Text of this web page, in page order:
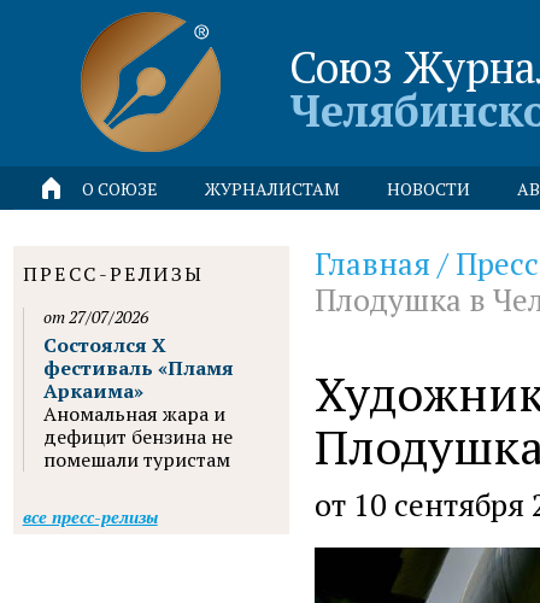
Союз
О СОЮЗЕ ЖУРНАЛИСТАМ НОВОСТИ
Главная /
Плодушка в
от 10 сентября
ПРЕСС-РЕЛИЗЫ
от 27/07/2026
Состоялся X
фестиваль «Пламя
Аркаима»
Аномальная жара и
дефицит бензина не
помешали туристам
все пресс-релизы